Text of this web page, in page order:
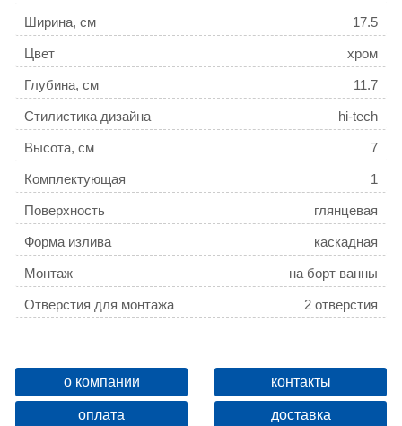
Ширина, см 17.5
Цвет хром
Глубина, см 11.7
Стилистика дизайна hi-tech
Высота, см 7
Комплектующая 1
Поверхность глянцевая
Форма излива каскадная
Монтаж на борт ванны
Отверстия для монтажа 2 отверстия
Защита от обратного потока нет
Стиль hi-tech
о компании контакты
оплата доставка